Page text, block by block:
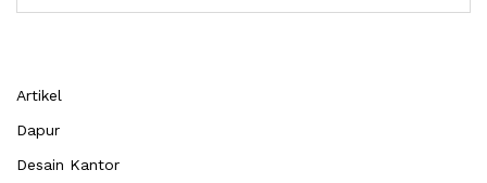
Artikel
Dapur
Desain Kantor